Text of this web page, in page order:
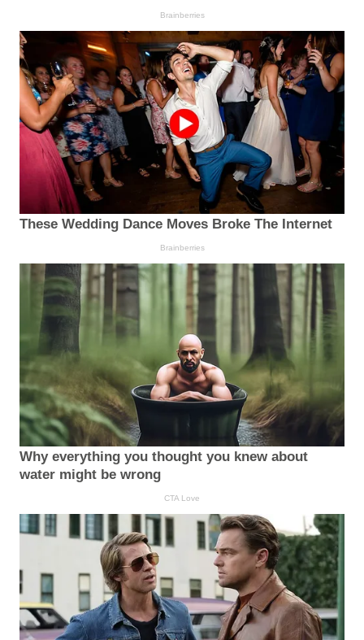
Brainberries
These Wedding Dance Moves Broke The Internet
Brainberries
Why everything you thought you knew about
water might be wrong
CTA Love